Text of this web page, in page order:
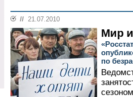
// 21.07.2010
Мир
по